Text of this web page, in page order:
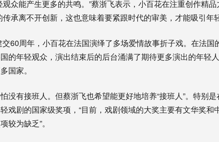
众能产生更多的共鸣。”蔡浙飞表示，小百花在注重创作精
承离不开创新，这也意味着要紧跟时代的审美，才能吸引年轻
周年，小百花在法国演绎了多场爱情故事折子戏。在法国
的年轻观众，演出结束后的后台涌满了期待更多演出的年轻
国家。
有接班人。但蔡浙飞也希望能更好地培养“接班人”。特别是
戏剧的国家级奖项，“目前，戏剧领域的大奖主要有文华奖和
较为缺乏”。